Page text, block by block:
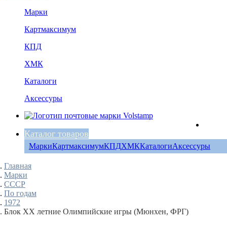
Марки
Картмаксимум
КПД
ХМК
Каталоги
Аксессуры
Каталог товаров
МаркиКартмаксимумКПДХМККаталогиАксессуры
Главная
Марки
СССР
По годам
1972
Блок ХХ летние Олимпийские игры (Мюнхен, ФРГ)